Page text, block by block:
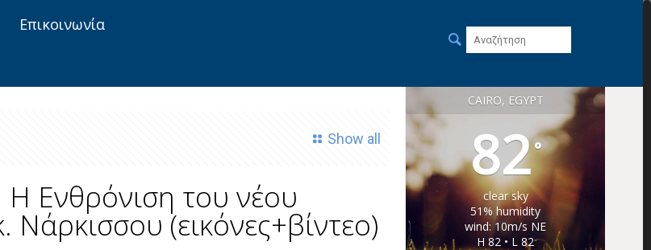
Επικοινωνία
Show all
Ενθρόνιση του νέου
(εικόνες+βίντεο)
CAIRO, EGYPT
82°
clear sky
51% humidity
wind: 10m/s NE
H 82 • L 82